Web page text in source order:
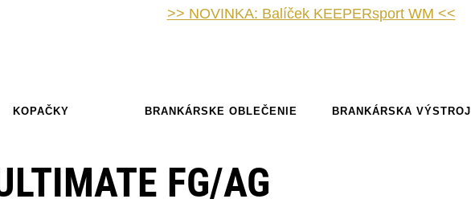
>> NOVINKA: Balíček KEEPERsport WM <<
KOPAČKY BRANKÁRSKE OBLEČENIE BRANKÁRSKA VÝSTROJ
FG/AG